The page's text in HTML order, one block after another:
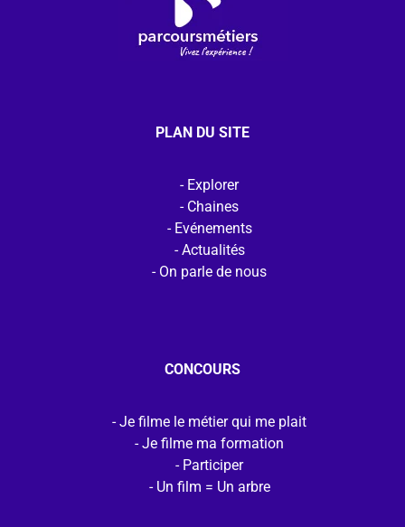
PLAN DU SITE
Explorer
Chaines
Evénements
Actualités
On parle de nous
CONCOURS
Je filme le métier qui me plait
Je filme ma formation
Participer
Un film = Un arbre